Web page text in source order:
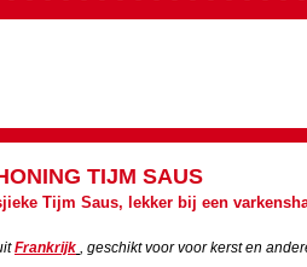
TIJM SAUS
Tijm Saus, lekker bij een
Frankrijk , geschikt voor voor kerst en